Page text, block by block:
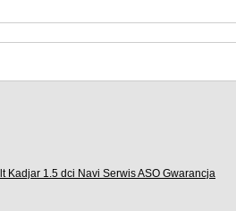
Kadjar 1.5 dci Navi Serwis ASO Gwarancja